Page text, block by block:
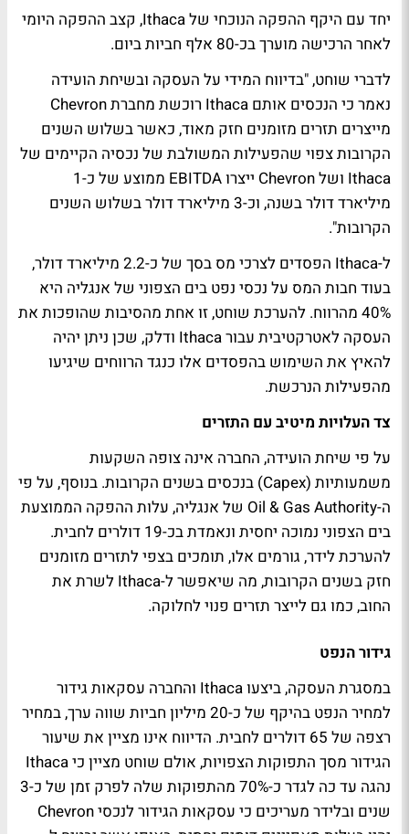
יחד עם היקף ההפקה הנוכחי של Ithaca, קצב ההפקה היומי
לאחר הרכישה מוערך בכ-80 אלף חביות ביום.
לדברי שוחט, "בדיווח המידי על העסקה ובשיחת הועידה
נאמר כי הנכסים אותם Ithaca רוכשת מחברת Chevron
מייצרים תזרים מזומנים חזק מאוד, כאשר בשלוש השנים
הקרובות צפוי שהפעילות המשולבת של נכסיה הקיימים של
Ithaca ושל Chevron ייצרו EBITDA ממוצע של כ-1
מיליארד דולר בשנה, וכ-3 מיליארד דולר בשלוש השנים
הקרובות".
ל-Ithaca הפסדים לצרכי מס בסך של כ-2.2 מיליארד דולר,
בעוד חבות המס על נכסי נפט בים הצפוני של אנגליה היא
40% מהרווח. להערכת שוחט, זו אחת מהסיבות שהופכות את
העסקה לאטרקטיבית עבור Ithaca ודלק, שכן ניתן יהיה
להאיץ את השימוש בהפסדים אלו כנגד הרווחים שיגיעו
מהפעילות הנרכשת.
צד העלויות מיטיב עם התזרים
על פי שיחת הועידה, החברה אינה צופה השקעות
משמעותיות (Capex) בנכסים בשנים הקרובות. בנוסף, על פי
ה-Oil & Gas Authority של אנגליה, עלות ההפקה הממוצעת
בים הצפוני נמוכה יחסית ונאמדת בכ-19 דולרים לחבית.
להערכת לידר, גורמים אלו, תומכים בצפי לתזרים מזומנים
חזק בשנים הקרובות, מה שיאפשר ל-Ithaca לשרת את
החוב, כמו גם לייצר תזרים פנוי לחלוקה.
גידור הנפט
במסגרת העסקה, ביצעו Ithaca והחברה עסקאות גידור
למחיר הנפט בהיקף של כ-20 מיליון חביות שווה ערך, במחיר
רצפה של 65 דולרים לחבית. הדיווח אינו מציין את שיעור
הגידור מסך התפוקות הצפויות, אולם שוחט מציין כי Ithaca
נהגה עד כה לגדר כ-70% מהתפוקות שלה לפרק זמן של כ-3
שנים ובלידר מעריכים כי עסקאות הגידור לנכסי Chevron